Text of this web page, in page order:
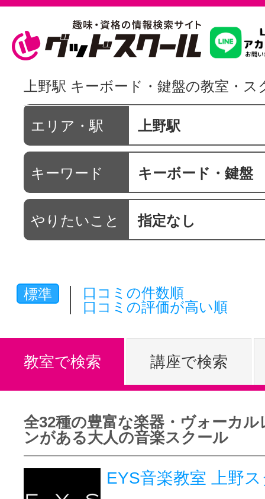
習いたいこ
スクールを
駅・路線か
通信講座を
体験レッス
やりたいこ
特集をみる
グッドスク
上野駅 キーボード・鍵盤の教室・ス
エリア・駅 上野駅
キーワード キーボード・鍵盤
やりたいこと 指定なし
標準
口コミの件数順
口コミの評価が高い順
教室で検索 講座で検索
全32種の豊富な楽器・ヴォーカル
ンがある大人の音楽スクール
EYS音楽教室 上野